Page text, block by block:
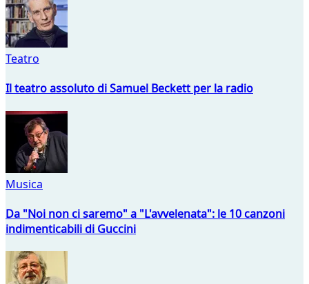
Teatro
Il teatro assoluto di Samuel Beckett per la radio
Musica
Da "Noi non ci saremo" a "L'avvelenata": le 10 canzoni
indimenticabili di Guccini